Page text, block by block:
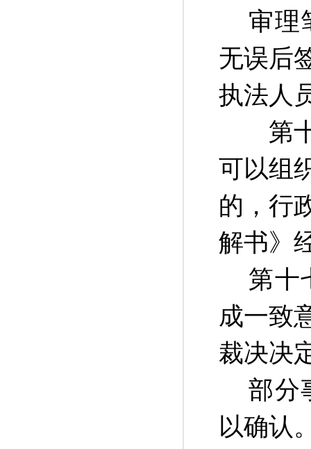
审理
无误后
执法人
第十
可以组
的，行
解书》
第十
成一致
裁决决
部分
以确认